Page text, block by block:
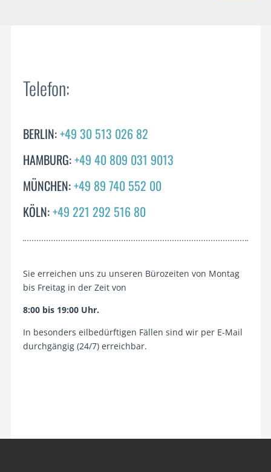
Telefon:
BERLIN:+49 30 513 026 82
HAMBURG:+49 40 809 031 9013
MÜNCHEN:+49 89 740 552 00
KÖLN:+49 221 292 516 80
Sie erreichen uns zu unseren Bürozeiten von Montag
bis Freitag in der Zeit von
8:00 bis 19:00 Uhr.
In besonders eilbedürftigen Fällen sind wir per E-Mail
durchgängig (24/7) erreichbar.